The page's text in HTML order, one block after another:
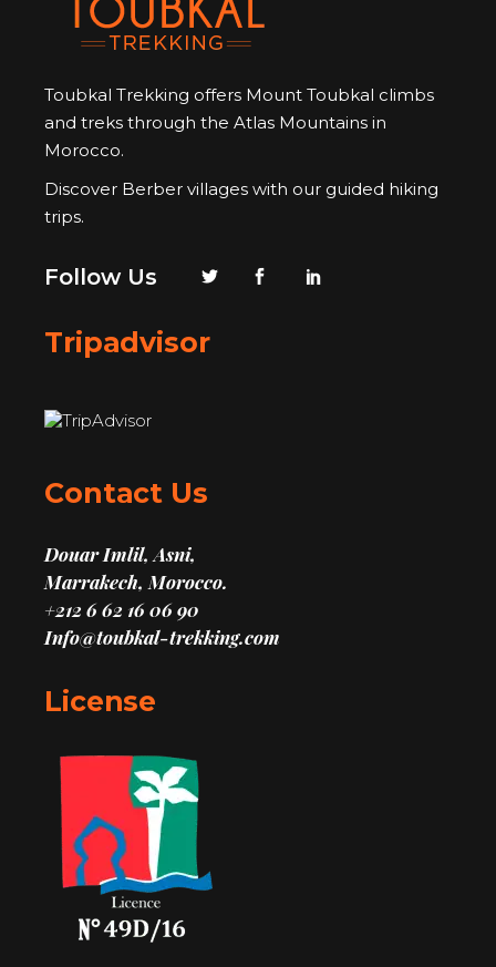
Toubkal Trekking offers Mount Toubkal climbs
and treks through the Atlas Mountains in
Morocco.
Discover Berber villages with our guided hiking
trips.
Follow Us
Tripadvisor
Contact Us
Douar Imlil, Asni,
Marrakech, Morocco.
+212 6 62 16 06 90
Info@toubkal-trekking.com
License